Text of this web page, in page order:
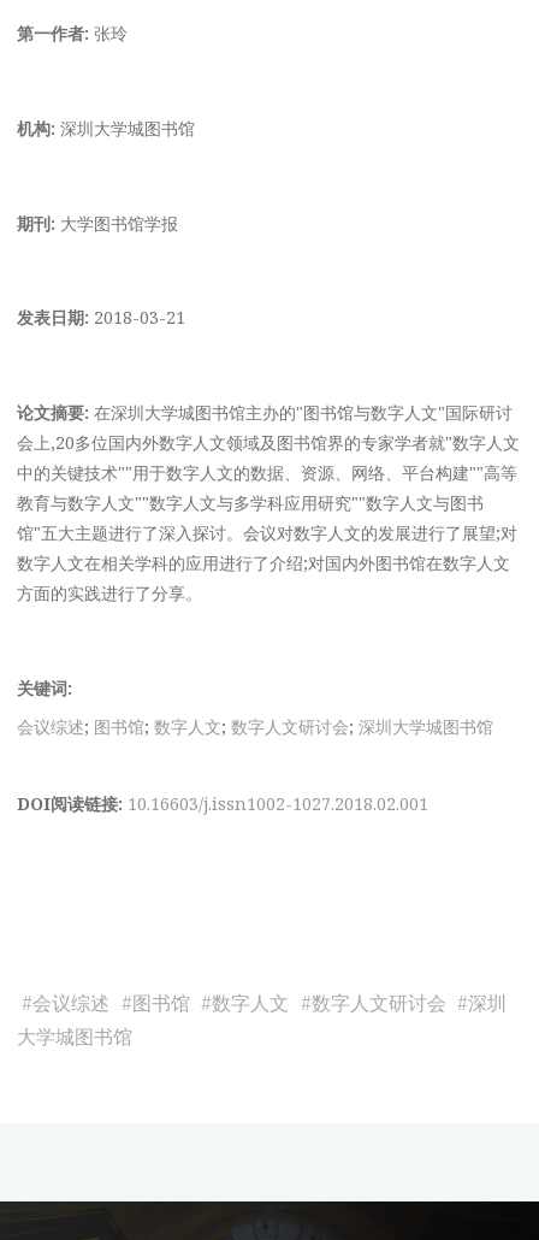
第一作者: 张玲
机构: 深圳大学城图书馆
期刊: 大学图书馆学报
发表日期: 2018-03-21
论文摘要: 在深圳大学城图书馆主办的"图书馆与数字人文"国际研讨
会上,20多位国内外数字人文领域及图书馆界的专家学者就"数字人文
中的关键技术""用于数字人文的数据、资源、网络、平台构建""高等
教育与数字人文""数字人文与多学科应用研究""数字人文与图书
馆"五大主题进行了深入探讨。会议对数字人文的发展进行了展望;对
数字人文在相关学科的应用进行了介绍;对国内外图书馆在数字人文
方面的实践进行了分享。
关键词:
会议综述; 图书馆;数字人文;数字人文研讨会;深圳大学城图书馆
DOI阅读链接: 10.16603/j.issn1002-1027.2018.02.001
#会议综述 #图书馆 #数字人文 #数字人文研讨会 #深圳
大学城图书馆